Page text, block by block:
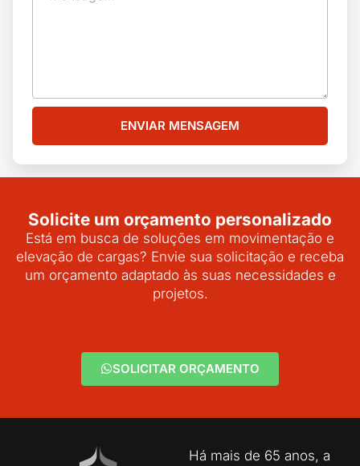
ENVIAR MENSAGEM
Solicite um orçamento personalizado
Está em busca de soluções em movimentação e
elevação de cargas? Envie sua solicitação e receba
um orçamento adaptado às suas necessidades e
projetos.
SOLICITAR ORÇAMENTO
Há mais de 65 anos, a